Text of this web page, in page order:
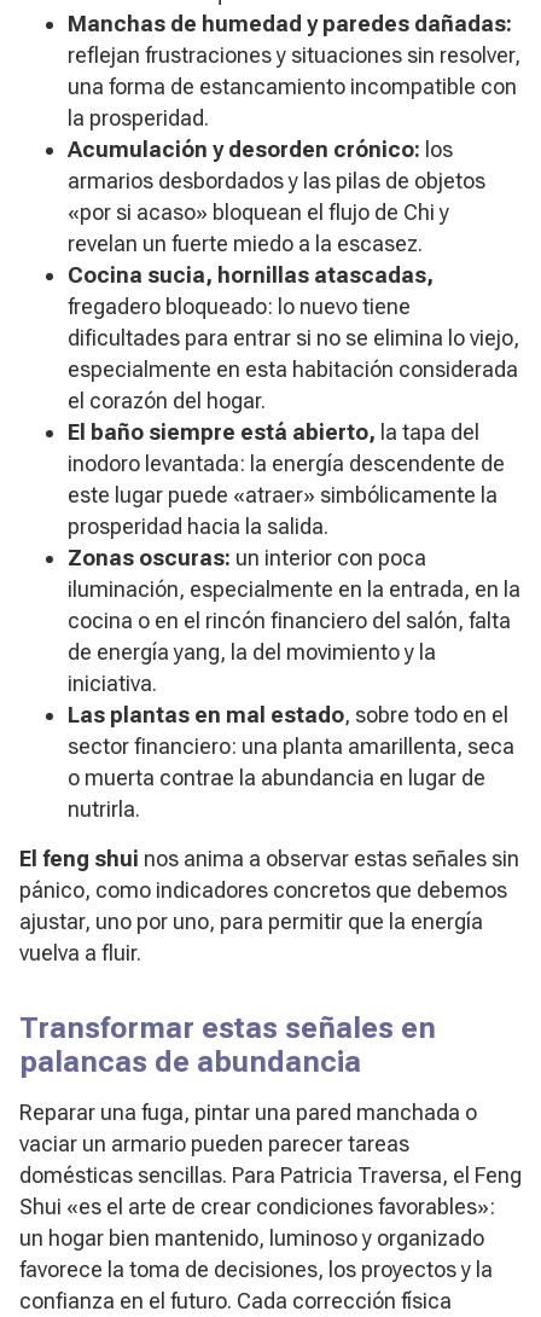
Manchas de humedad y paredes dañadas:
reflejan frustraciones y situaciones sin resolver,
una forma de estancamiento incompatible con
la prosperidad.
Acumulación y desorden crónico: los
armarios desbordados y las pilas de objetos
«por si acaso» bloquean el flujo de Chi y
revelan un fuerte miedo a la escasez.
Cocina sucia, hornillas atascadas,
fregadero bloqueado: lo nuevo tiene
dificultades para entrar si no se elimina lo viejo,
especialmente en esta habitación considerada
el corazón del hogar.
El baño siempre está abierto, la tapa del
inodoro levantada: la energía descendente de
este lugar puede «atraer» simbólicamente la
prosperidad hacia la salida.
Zonas oscuras: un interior con poca
iluminación, especialmente en la entrada, en la
cocina o en el rincón financiero del salón, falta
de energía yang, la del movimiento y la
iniciativa.
Las plantas en mal estado, sobre todo en el
sector financiero: una planta amarillenta, seca
o muerta contrae la abundancia en lugar de
nutrirla.
El feng shui nos anima a observar estas señales sin
pánico, como indicadores concretos que debemos
ajustar, uno por uno, para permitir que la energía
vuelva a fluir.
Transformar estas señales en
palancas de abundancia
Reparar una fuga, pintar una pared manchada o
vaciar un armario pueden parecer tareas
domésticas sencillas. Para Patricia Traversa, el Feng
Shui «es el arte de crear condiciones favorables»:
un hogar bien mantenido, luminoso y organizado
favorece la toma de decisiones, los proyectos y la
confianza en el futuro. Cada corrección física